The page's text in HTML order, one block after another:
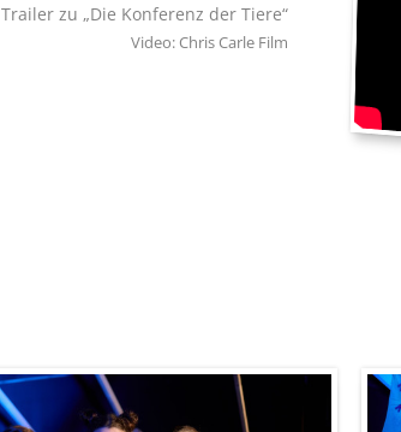
Trailer zu „Die Konferenz der Tiere“
Video: Chris Carle Film